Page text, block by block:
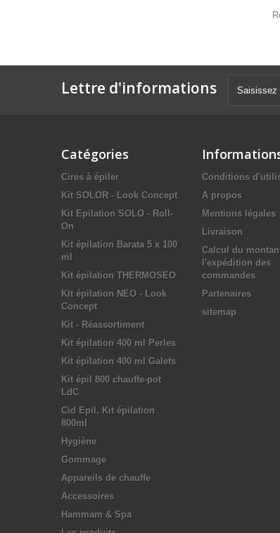
Lettre d'informations
Catégories
Cires à épiler
Kit SOLOR - Look Concept
Kit Epilation SOLO - Roll-
On
Kit épilation Barata 5 x 100
ml
Kit épilation THERMOSEO
KIt épilation NEO - Look
Concept
Kit - Réassortiment
Kit épilation 400 ml Perles
Kit épilation 400 ml Galets
Kit épil 800 chauffe-pot
LdC
Cid Epil. Kit épilation
800ml
Hygiène
Gommage
Appareils de chauffe
Accessoires
Hammam & Spa
Conditions
A propos
Mentions légales
Livraison
Calcul du
l'expédition des
commandes
Partenaires
sitemap